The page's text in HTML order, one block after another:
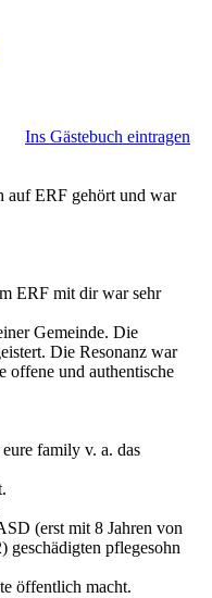
Ins Gästebuch eintragen
auf ERF gehört und war
ERF mit dir war sehr
Gemeinde. Die
Die Resonanz war
offene und authentische
family v. a. das
(erst mit 8 Jahren von
geschädigten pflegesohn
öffentlich macht.